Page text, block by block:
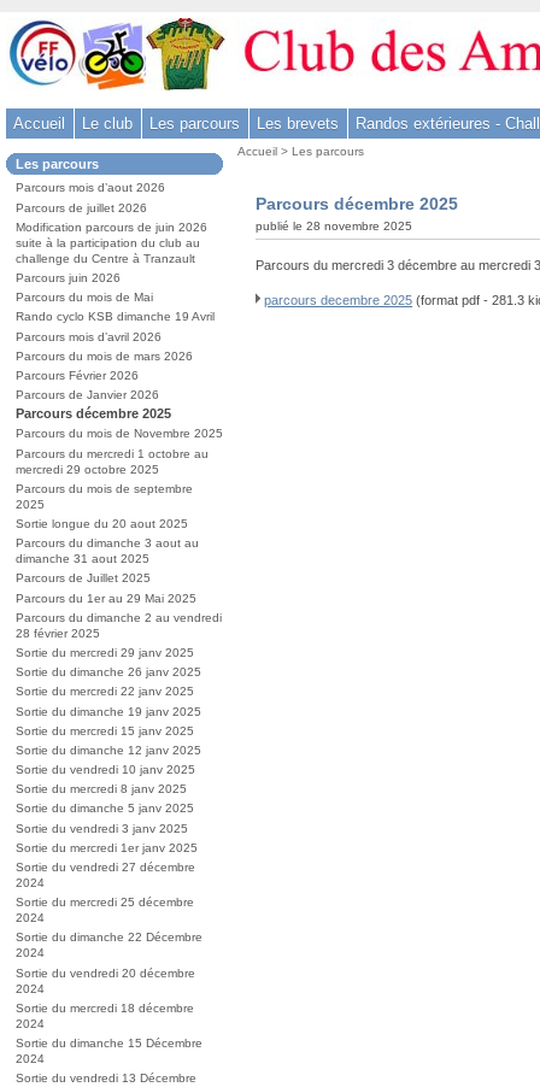
Aller
au
contenu
Aller
menu
-
Aller
à
la
recherche
Accueil Le club Les parcours Les brevets Randos extérieures -
Dans
la
rubrique
:
Les parcours
Parcours mois d’aout 2026
Parcours de juillet 2026
Modification parcours de juin 2026
suite à la participation du club au
challenge du Centre à Tranzault
Parcours juin 2026
Parcours du mois de Mai
Rando cyclo KSB dimanche 19 Avril
Parcours mois d’avril 2026
Parcours du mois de mars 2026
Parcours Février 2026
Parcours de Janvier 2026
Parcours décembre 2025
Parcours du mois de Novembre 2025
Parcours du mercredi 1 octobre au
mercredi 29 octobre 2025
Parcours du mois de septembre
2025
Sortie longue du 20 aout 2025
Parcours du dimanche 3 aout au
dimanche 31 aout 2025
Parcours de Juillet 2025
Parcours du 1er au 29 Mai 2025
Parcours du dimanche 2 au vendredi
28 février 2025
Sortie du mercredi 29 janv 2025
Sortie du dimanche 26 janv 2025
Sortie du mercredi 22 janv 2025
Sortie du dimanche 19 janv 2025
Sortie du mercredi 15 janv 2025
Sortie du dimanche 12 janv 2025
Sortie du vendredi 10 janv 2025
Sortie du mercredi 8 janv 2025
Sortie du dimanche 5 janv 2025
Sortie du vendredi 3 janv 2025
Sortie du mercredi 1er janv 2025
Sortie du vendredi 27 décembre
2024
Sortie du mercredi 25 décembre
2024
Sortie du dimanche 22 Décembre
2024
Sortie du vendredi 20 décembre
2024
Sortie du mercredi 18 décembre
2024
Sortie du dimanche 15 Décembre
2024
Sortie du vendredi 13 Décembre
Vous
Accueil >Les parcours
Parcours décembre 2025
publié le 28 novembre 2025
Parcours du mercredi 3 décembre au mercredi
parcours decembre 2025 (format pdf - 281.3